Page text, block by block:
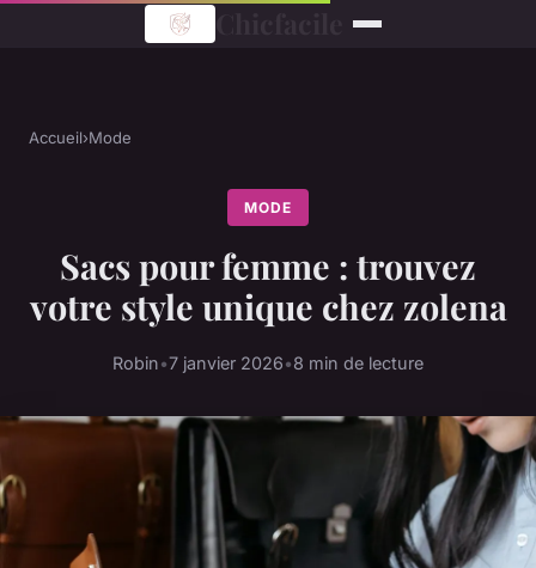
Accueil›Mode
MODE
Sacs pour femme : trouvez
votre style unique chez zolena
Robin•7 janvier 2026•8 min de lecture